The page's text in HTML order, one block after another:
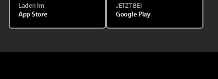
Laden im
App Store
JETZT BEI
Google Play